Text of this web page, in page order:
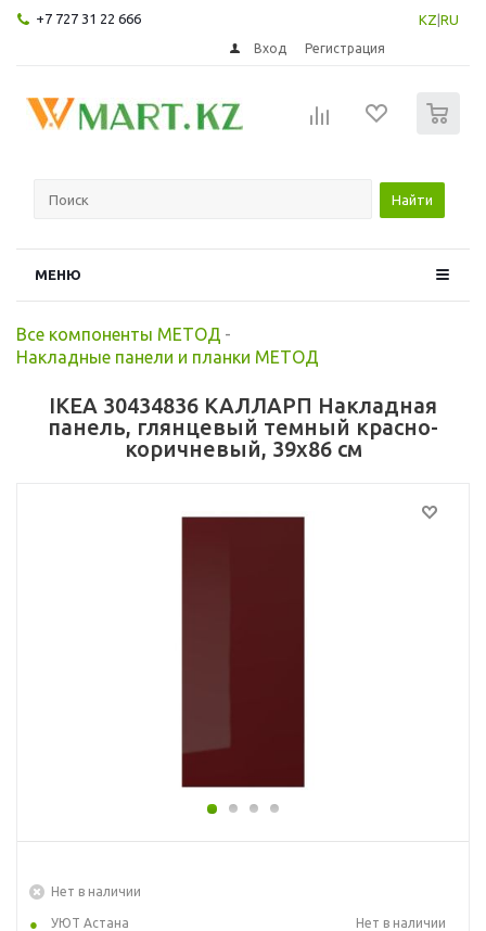
+7 727 31 22 666 KZ RU
Вход Регистрация
Найти
МЕНЮ
Все компоненты МЕТОД -
Накладные панели и планки МЕТОД
IKEA 30434836 КАЛЛАРП Накладная
панель, глянцевый темный красно-
коричневый, 39x86 см
Нет в наличии
УЮТ Астана
Нет в наличии